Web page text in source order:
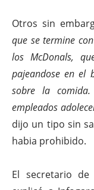
Otros sin
que se termine
los McDonals,
pajeandose en el
sobre la
empleados
dijo un tipo sin
habia prohibido.
El secretario